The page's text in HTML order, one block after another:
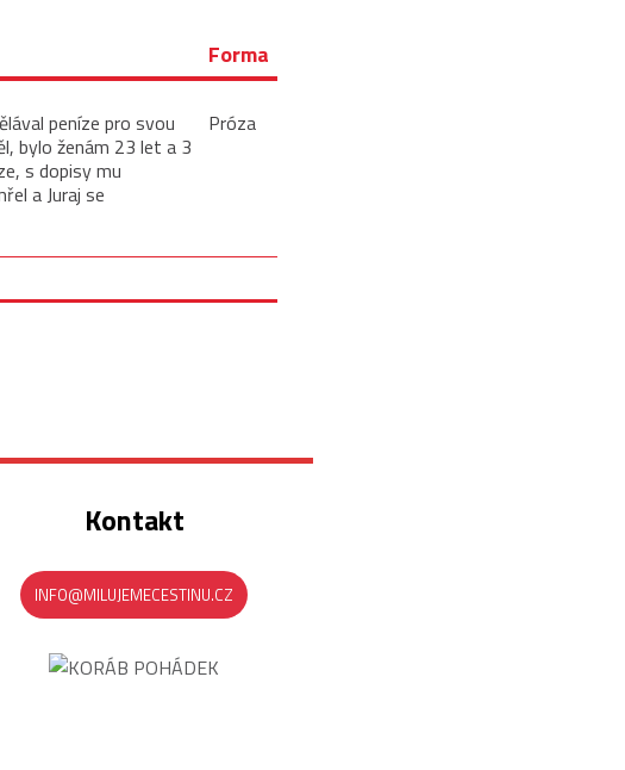
Forma
peníze pro svou
bylo ženám 23 let a 3
s dopisy mu
a Juraj se
Próza
Kontakt
INFO@MILUJEMECESTINU.CZ